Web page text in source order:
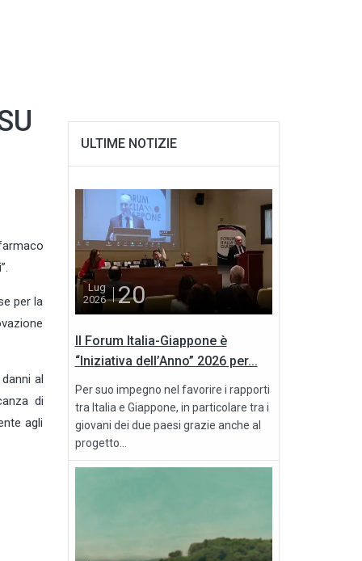
per la
al
di
agli
ULTIME NOTIZIE
Lug
2026
20
Il Forum Italia-Giappone è
“Iniziativa dell’Anno” 2026 per...
Per suo impegno nel favorire i rapporti
tra Italia e Giappone, in particolare tra i
giovani dei due paesi grazie anche al
progetto...